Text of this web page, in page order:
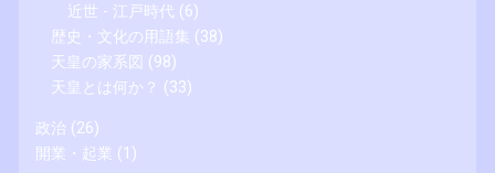
近世 - 江戸時代 (6)
歴史・文化の用語集 (38)
天皇の家系図 (98)
天皇とは何か？ (33)
政治 (26)
開業・起業 (1)